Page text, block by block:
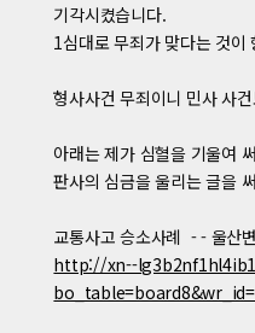
기각시켰습니다.
1심대로 무죄가 맞다는 것이
형사사건 무죄이니 민사 사
아래는 제가 심혈을 기울여
판사의 심금을 울리는 글을
교통사고 승소사례 - - 울산
http://xn--